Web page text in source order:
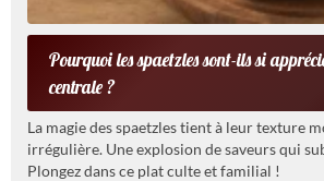
Pourquoi les spaetzles sont-ils si
centrale ?
La magie des spaetzles tient à leur texture
irrégulière. Une explosion de saveurs qui
Plongez dans ce plat culte et familial !